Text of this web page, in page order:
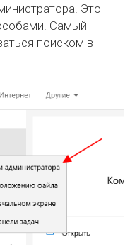
Это
Самый
поиском в